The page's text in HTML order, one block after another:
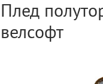
Плед
велсофт